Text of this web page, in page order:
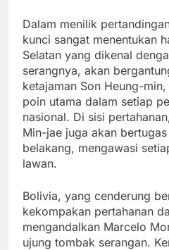
Dalam menilik
kunci sangat menentukan
Selatan yang dikenal
serangnya, akan
ketajaman Son Heung-
poin utama dalam setiap
nasional. Di sisi
Min-jae juga akan
belakang, mengawasi
lawan.
Bolivia, yang cenderung
kekompakan pertahanan
mengandalkan Marcelo
ujung tombak serangan.